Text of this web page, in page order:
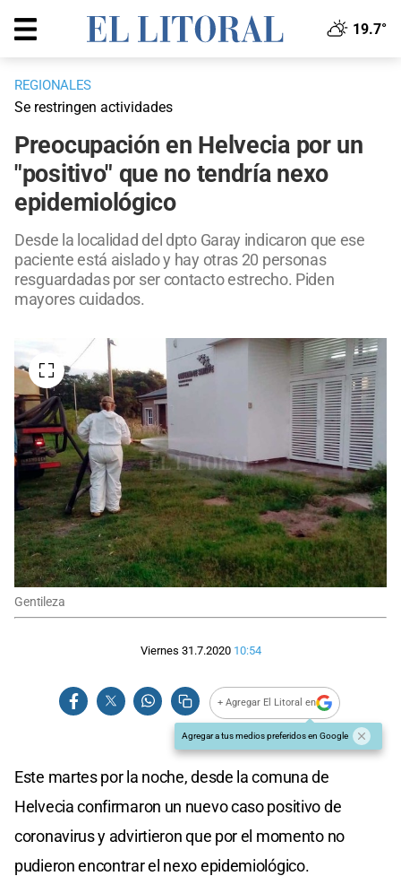
19.7°
REGIONALES
Se restringen actividades
Preocupación en Helvecia por un
"positivo" que no tendría nexo
epidemiológico
Desde la localidad del dpto Garay indicaron que ese
paciente está aislado y hay otras 20 personas
resguardadas por ser contacto estrecho. Piden
mayores cuidados.
Gentileza
Viernes 31.7.2020 10:54
+ Agregar El Litoral en
Agregar a tus medios preferidos en Google
Este martes por la noche, desde la comuna de
Helvecia confirmaron un nuevo caso positivo de
coronavirus y advirtieron que por el momento no
pudieron encontrar el nexo epidemiológico.